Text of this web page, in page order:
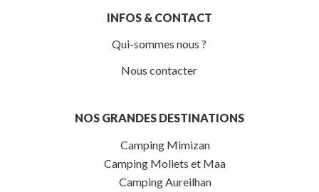
INFOS & CONTACT
Qui-sommes nous ?
Nous contacter
NOS GRANDES DESTINATIONS
Camping Mimizan
Camping Moliets et Maa
Camping Aureilhan